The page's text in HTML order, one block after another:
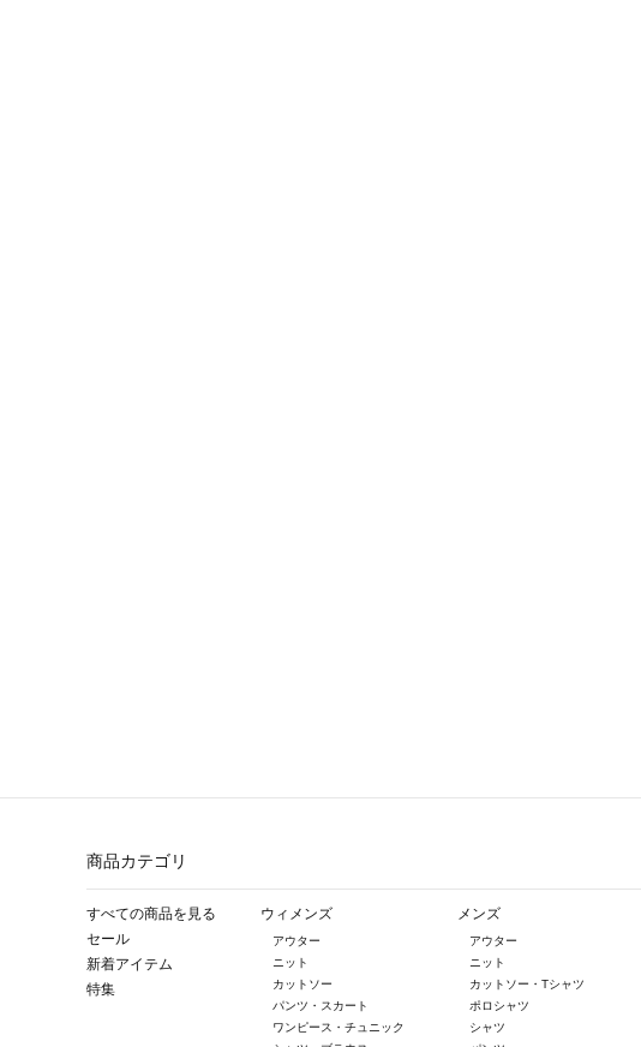
商品カテゴリ
すべての商品を見る
セール
新着アイテム
特集
ウィメンズ
アウター
ニット
カットソー
パンツ・スカート
ワンピース・チュニック
メンズ
アウター
ニット
カットソー・Tシャツ
ポロシャツ
シャツ